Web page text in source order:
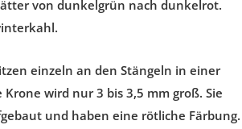
von dunkelgrün nach dunkelrot.
einzeln an den Stängeln in einer
wird nur 3 bis 3,5 mm groß. Sie
und haben eine rötliche Färbung.